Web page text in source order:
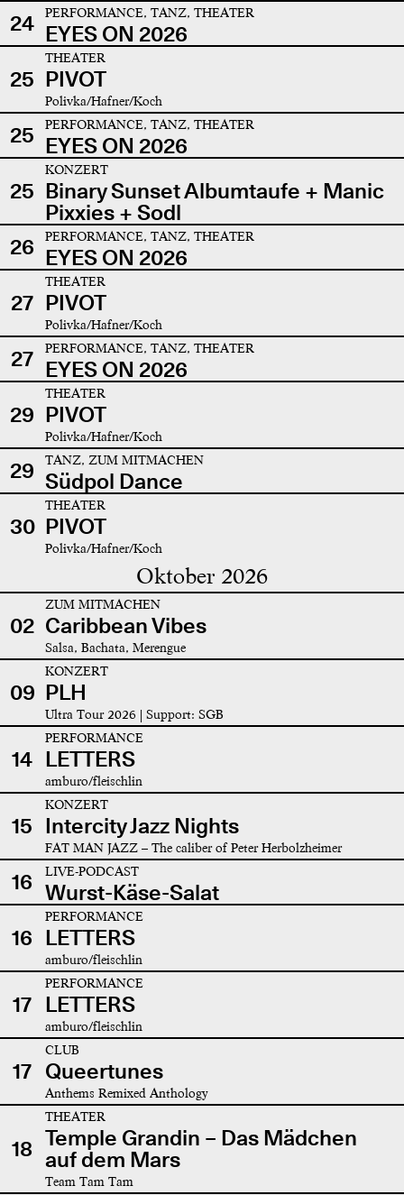
24 PERFORMANCE, TANZ, THEATER
EYES ON 2026
25
THEATER
PIVOT
Polivka/Hafner/Koch
25 PERFORMANCE, TANZ, THEATER
EYES ON 2026
25
KONZERT
Binary Sunset Albumtaufe + Manic
Pixxies + Sodl
26
PERFORMANCE, TANZ, THEATER
EYES ON 2026
27
THEATER
PIVOT
Polivka/Hafner/Koch
27 PERFORMANCE, TANZ, THEATER
EYES ON 2026
29
THEATER
PIVOT
Polivka/Hafner/Koch
29 TANZ, ZUM MITMACHEN
Südpol Dance
30
THEATER
PIVOT
Polivka/Hafner/Koch
Oktober 2026
02
ZUM MITMACHEN
Caribbean Vibes
Salsa, Bachata, Merengue
09
KONZERT
PLH
Ultra Tour 2026 | Support: SGB
14
PERFORMANCE
LETTERS
amburo/fleischlin
15
KONZERT
Intercity Jazz Nights
FAT MAN JAZZ – The caliber of Peter Herbolzheimer
16 LIVE-PODCAST
Wurst-Käse-Salat
16
PERFORMANCE
LETTERS
amburo/fleischlin
17
PERFORMANCE
LETTERS
amburo/fleischlin
17
CLUB
Queertunes
Anthems Remixed Anthology
18
THEATER
Temple Grandin – Das Mädchen
auf dem Mars
Team Tam Tam